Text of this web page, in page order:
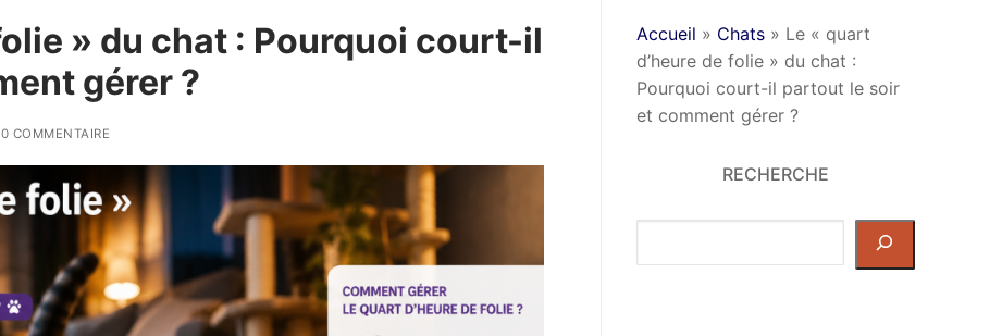
» du chat : Pourquoi court-il
gérer ?
0 COMMENTAIRE
Accueil » Chats » Le « quart
d’heure de folie » du chat :
Pourquoi court-il partout le soir
et comment gérer ?
RECHERCHE
dans